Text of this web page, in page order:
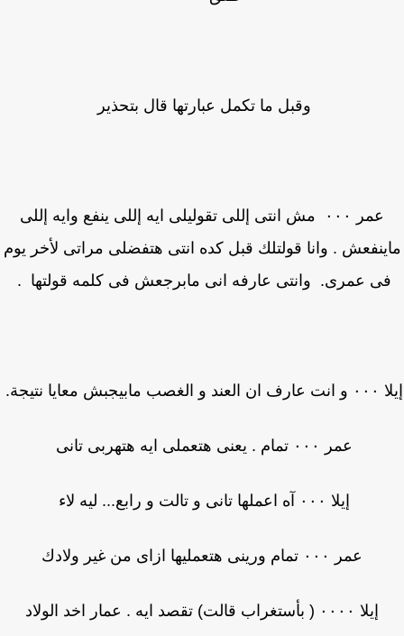
وقبل ما تكمل عبارتها قال بتحذير
عمر ٠٠٠ مش انتى إللى تقوليلى ايه إللى ينفع وايه إللى
. وانا قولتلك قبل كده انتى هتفضلى مراتى لأخر يوم
عمرى. وانتى عارفه انى مابرجعش فى كلمه قولتها .
معايا نتيجة.
عمر ٠٠٠ تمام . يعنى هتعملى ايه هتهربى تانى
إيلا ٠٠٠ آه اعملها تانى و تالت و رابع... ليه لاء
عمر ٠٠٠ تمام ورينى هتعمليها ازاى من غير ولادك
إيلا ٠٠٠٠ ( بأستغراب قالت) تقصد ايه . عمار اخد الولاد